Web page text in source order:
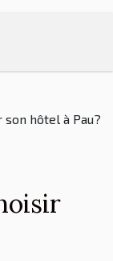
hôtel à Pau?